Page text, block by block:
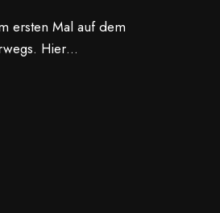
ersten Mal auf dem
Hier…